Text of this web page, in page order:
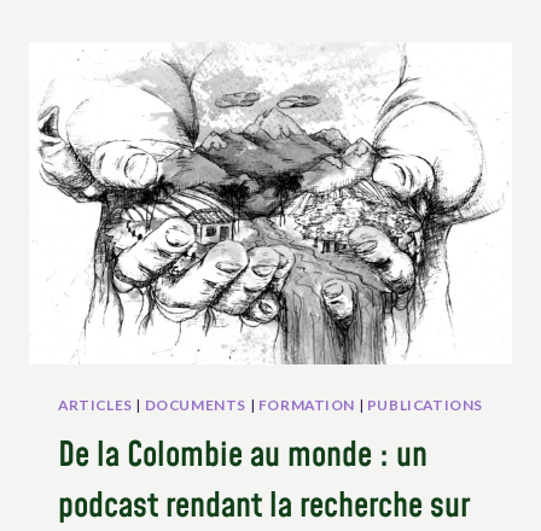
ARTICLES | DOCUMENTS | FORMATION | PUBLICATIONS
De la Colombie au monde : un
podcast rendant la recherche sur